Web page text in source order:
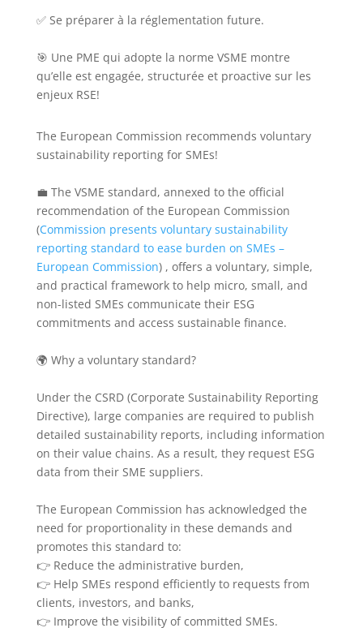
✅ Se préparer à la réglementation future.
🎯 Une PME qui adopte la norme VSME montre
qu’elle est engagée, structurée et proactive sur les
enjeux RSE!
The European Commission recommends voluntary
sustainability reporting for SMEs!
💼 The VSME standard, annexed to the official
recommendation of the European Commission
(Commission presents voluntary sustainability
reporting standard to ease burden on SMEs –
European Commission) , offers a voluntary, simple,
and practical framework to help micro, small, and
non-listed SMEs communicate their ESG
commitments and access sustainable finance.
🌍 Why a voluntary standard?
Under the CSRD (Corporate Sustainability Reporting
Directive), large companies are required to publish
detailed sustainability reports, including information
on their value chains. As a result, they request ESG
data from their SME suppliers.
The European Commission has acknowledged the
need for proportionality in these demands and
promotes this standard to:
👉 Reduce the administrative burden,
👉 Help SMEs respond efficiently to requests from
clients, investors, and banks,
👉 Improve the visibility of committed SMEs.